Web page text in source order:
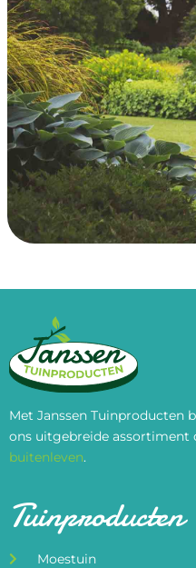
Met Janssen Tuinproducten
ons uitgebreide assortiment
buitenleven.
Tuinproducten
Moestuin